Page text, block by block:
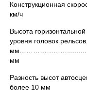
Конструкционная
км/ч
Высота
уровня головок рельсов,
мм
Разность высот
более 10 мм